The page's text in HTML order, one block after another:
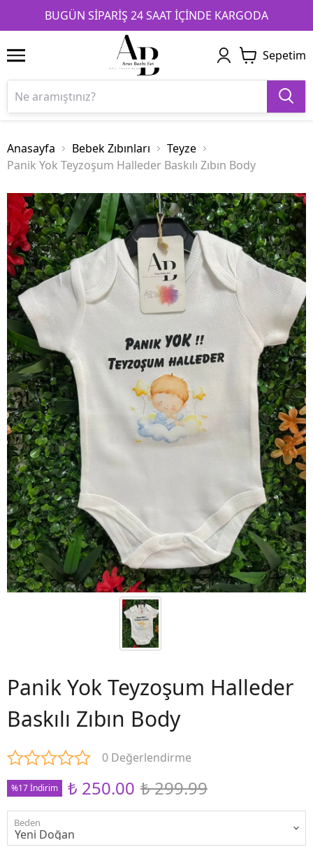
BUGÜN SİPARİŞ 24 SAAT İÇİNDE KARGODA
1 2 3
Sepetim
Anasayfa Bebek Zıbınları
Teyze
Panik Yok Teyzoşum Halleder Baskılı Zıbın Body
Panik Yok Teyzoşum Halleder
Baskılı Zıbın Body
0 Değerlendirme
%17 İndirim ₺ 250.00 ₺ 299.99
Beden